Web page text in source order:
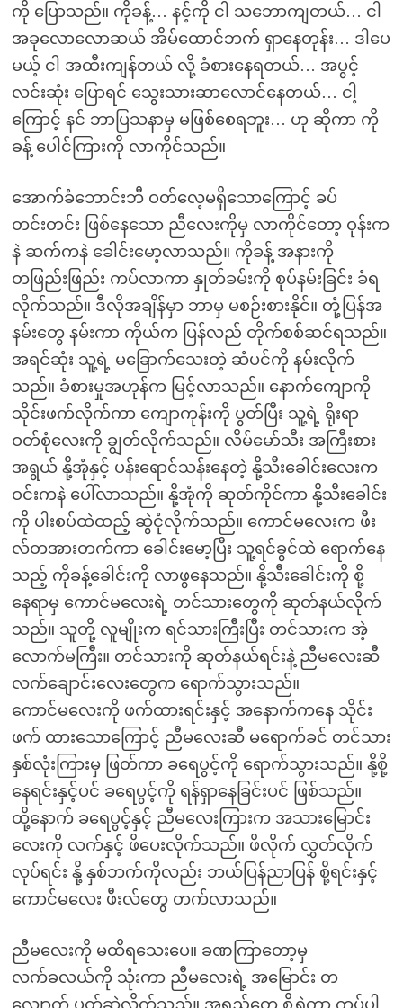
ကို ပြောသည်။ ကိုခန့်… နင့်ကို ငါ သဘောကျတယ်… ငါ
အခုလောလောဆယ် အိမ်ထောင်ဘက် ရှာနေတုန်း… ဒါပေ
မယ့် ငါ အထီးကျန်တယ် လို့ ခံစားနေရတယ်… အပွင့်
လင်းဆုံး ပြောရင် သွေးသားဆာလောင်နေတယ်… ငါ့
ကြောင့် နင် ဘာပြသနာမှ မဖြစ်စေရဘူး… ဟု ဆိုကာ ကို
ခန့် ပေါင်ကြားကို လာကိုင်သည်။
အောက်ခံဘောင်းဘီ ဝတ်လေ့မရှိသောကြောင့် ခပ်
တင်းတင်း ဖြစ်နေသော ညီလေးကိုမှ လာကိုင်တော့ ဝုန်းက
နဲ ဆက်ကနဲ ခေါင်းမော့လာသည်။ ကိုခန့် အနားကို
တဖြည်းဖြည်း ကပ်လာကာ နှုတ်ခမ်းကို စုပ်နမ်းခြင်း ခံရ
လိုက်သည်။ ဒီလိုအချိန်မှာ ဘာမှ မစဉ်းစားနိုင်။ တုံ့ပြန်အ
နမ်းတွေ နမ်းကာ ကိုယ်က ပြန်လည် တိုက်စစ်ဆင်ရသည်။
အရင်ဆုံး သူ့ရဲ့ မခြောက်သေးတဲ့ ဆံပင်ကို နမ်းလိုက်
သည်။ ခံစားမှုအဟုန်က မြင့်လာသည်။ နောက်ကျောကို
သိုင်းဖက်လိုက်ကာ ကျောကုန်းကို ပွတ်ပြီး သူ့ရဲ့ ရိုးရာ
ဝတ်စုံလေးကို ချွတ်လိုက်သည်။ လိမ်မော်သီး အကြီးစား
အရွယ် နို့အုံနှင့် ပန်းရောင်သန်းနေတဲ့ နို့သီးခေါင်းလေးက
ဝင်းကနဲ ပေါ်လာသည်။ နို့အုံကို ဆုတ်ကိုင်ကာ နို့သီးခေါင်း
ကို ပါးစပ်ထဲထည့် ဆွဲငုံလိုက်သည်။ ကောင်မလေးက ဖီး
လ်တအားတက်ကာ ခေါင်းမော့ပြီး သူ့ရင်ခွင်ထဲ ရောက်နေ
သည့် ကိုခန့်ခေါင်းကို လာဖွနေသည်။ နို့သီးခေါင်းကို စို့
နေရာမှ ကောင်မလေးရဲ့ တင်သားတွေကို ဆုတ်နယ်လိုက်
သည်။ သူတို့ လူမျိုးက ရင်သားကြီးပြီး တင်သားက အဲ့
လောက်မကြီး။ တင်သားကို ဆုတ်နယ်ရင်းနဲ့ ညီမလေးဆီ
လက်ချောင်းလေးတွေက ရောက်သွားသည်။
ကောင်မလေးကို ဖက်ထားရင်းနှင့် အနောက်ကနေ သိုင်း
ဖက် ထားသောကြောင့် ညီမလေးဆီ မရောက်ခင် တင်သား
နှစ်လုံးကြားမှ ဖြတ်ကာ ခရေပွင့်ကို ရောက်သွားသည်။ နို့စို့
နေရင်းနှင့်ပင် ခရေပွင့်ကို ရန်ရှာနေခြင်းပင် ဖြစ်သည်။
ထို့နောက် ခရေပွင့်နှင့် ညီမလေးကြားက အသားမြောင်း
လေးကို လက်နှင့် ဖိပေးလိုက်သည်။ ဖိလိုက် လွှတ်လိုက်
လုပ်ရင်း နို့ နှစ်ဘက်ကိုလည်း ဘယ်ပြန်ညာပြန် စို့ရင်းနှင့်
ကောင်မလေး ဖီးလ်တွေ တက်လာသည်။
ညီမလေးကို မထိရသေးပေ။ ခဏကြာတော့မှ
လက်ခလယ်ကို သုံးကာ ညီမလေးရဲ့ အမြောင်း တ
လျှောက် ပွတ်ဆွဲလိုက်သည်။ အရည်တွေ စိုရွှဲကာ ကပ်ပါ